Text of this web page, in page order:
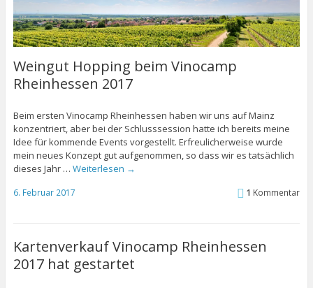
Weingut Hopping beim Vinocamp
Rheinhessen 2017
Beim ersten Vinocamp Rheinhessen haben wir uns auf Mainz
konzentriert, aber bei der Schlusssession hatte ich bereits meine
Idee für kommende Events vorgestellt. Erfreulicherweise wurde
mein neues Konzept gut aufgenommen, so dass wir es tatsächlich
dieses Jahr … Weiterlesen →
6. Februar 2017 1 Kommentar
Kartenverkauf Vinocamp Rheinhessen
2017 hat gestartet